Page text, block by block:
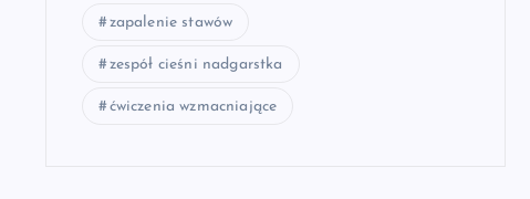
zapalenie stawów
zespół cieśni nadgarstka
ćwiczenia wzmacniające